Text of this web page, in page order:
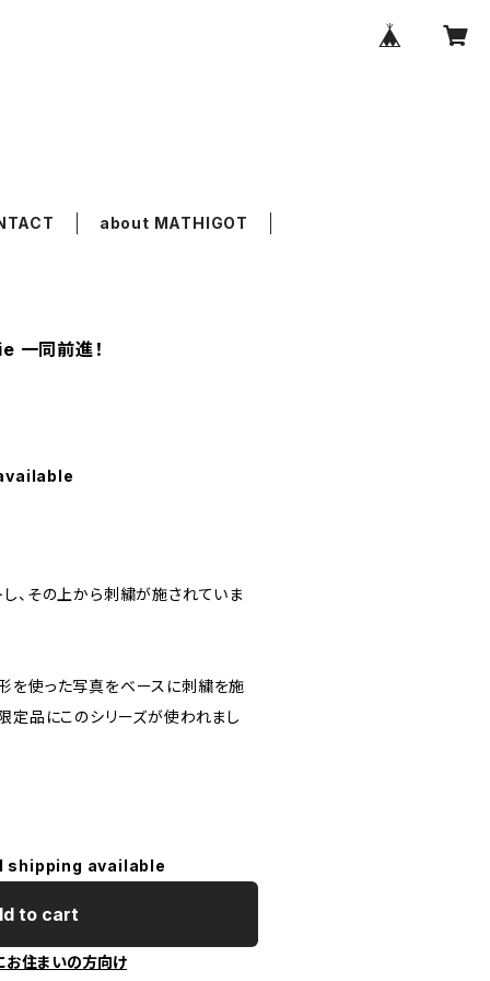
about MATHIGOT
同前進！
、その上から刺繍が施されていま
を使った写真をベースに刺繍を施
定品にこのシリーズが使われまし
shipping available
to cart
お住まいの方向け